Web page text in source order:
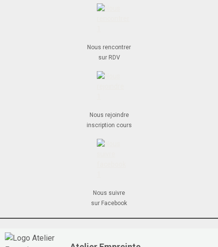
Nous rencontrer
sur RDV
Nous rejoindre
inscription cours
Nous suivre
sur Facebook